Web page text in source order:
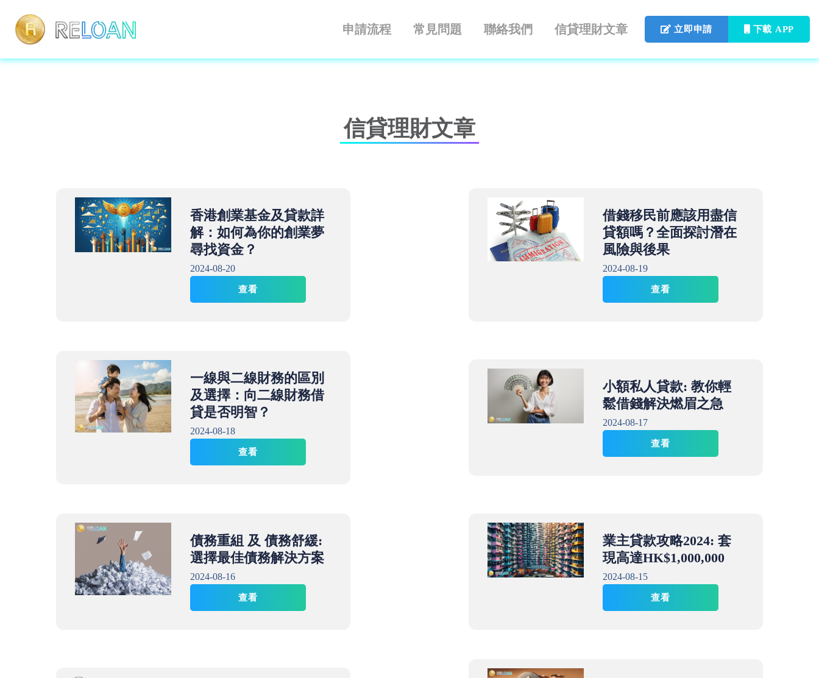
申請流程 常見問題 聯絡我們 信貸理財文章 立即申請 下載 APP
信貸理財文章
香港創業基金及貸款詳
解：如何為你的創業夢
尋找資金？
2024-08-20
查看
借錢移民前應該用盡信
貸額嗎？全面探討潛在
風險與後果
2024-08-19
查看
一線與二線財務的區別
及選擇：向二線財務借
貸是否明智？
2024-08-18
查看
小額私人貸款: 教你輕
鬆借錢解決燃眉之急
2024-08-17
查看
債務重組 及 債務舒緩:
選擇最佳債務解決方案
2024-08-16
查看
業主貸款攻略2024: 套
現高達HK$1,000,000
2024-08-15
查看